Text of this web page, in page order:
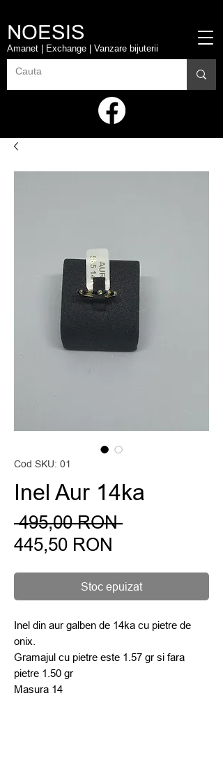
NOESIS
Amanet | Exchange | Vanzare bijuterii
Cod SKU: 01
Inel Aur 14ka
495,00 RON Preț
445,50 RON
Stoc epuizat
Inel din aur galben de 14ka cu pietre de
onix.
Gramajul cu pietre este 1.57 gr si fara
pietre 1.50 gr
Masura 14